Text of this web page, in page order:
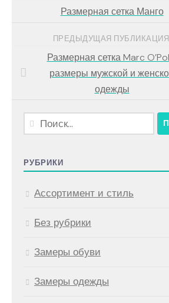
Размерная сетка Манго
ПРЕДЫДУЩАЯ ПУБЛИКАЦИЯ
Размерная сетка Marc
размеры мужской и
одежды
Найти:
РУБРИКИ
Ассортимент и стиль
Без рубрики
Замеры обуви
Замеры одежды